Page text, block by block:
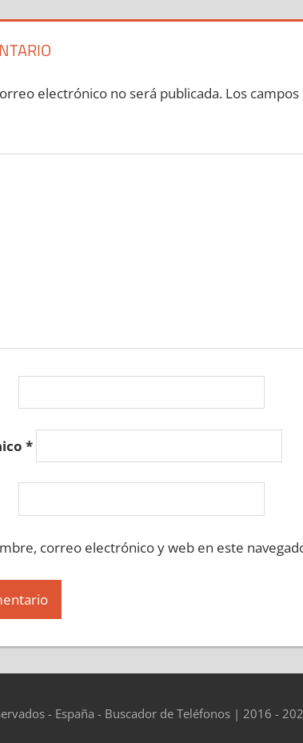
electrónico no será publicada. Los
*
correo electrónico y web en este
- España - Buscador de Teléfonos | 2016 -